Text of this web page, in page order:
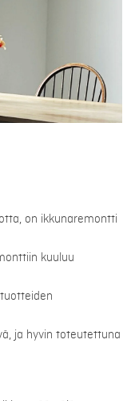
on ikkunaremontti
kuuluu
ja hyvin toteutettuna